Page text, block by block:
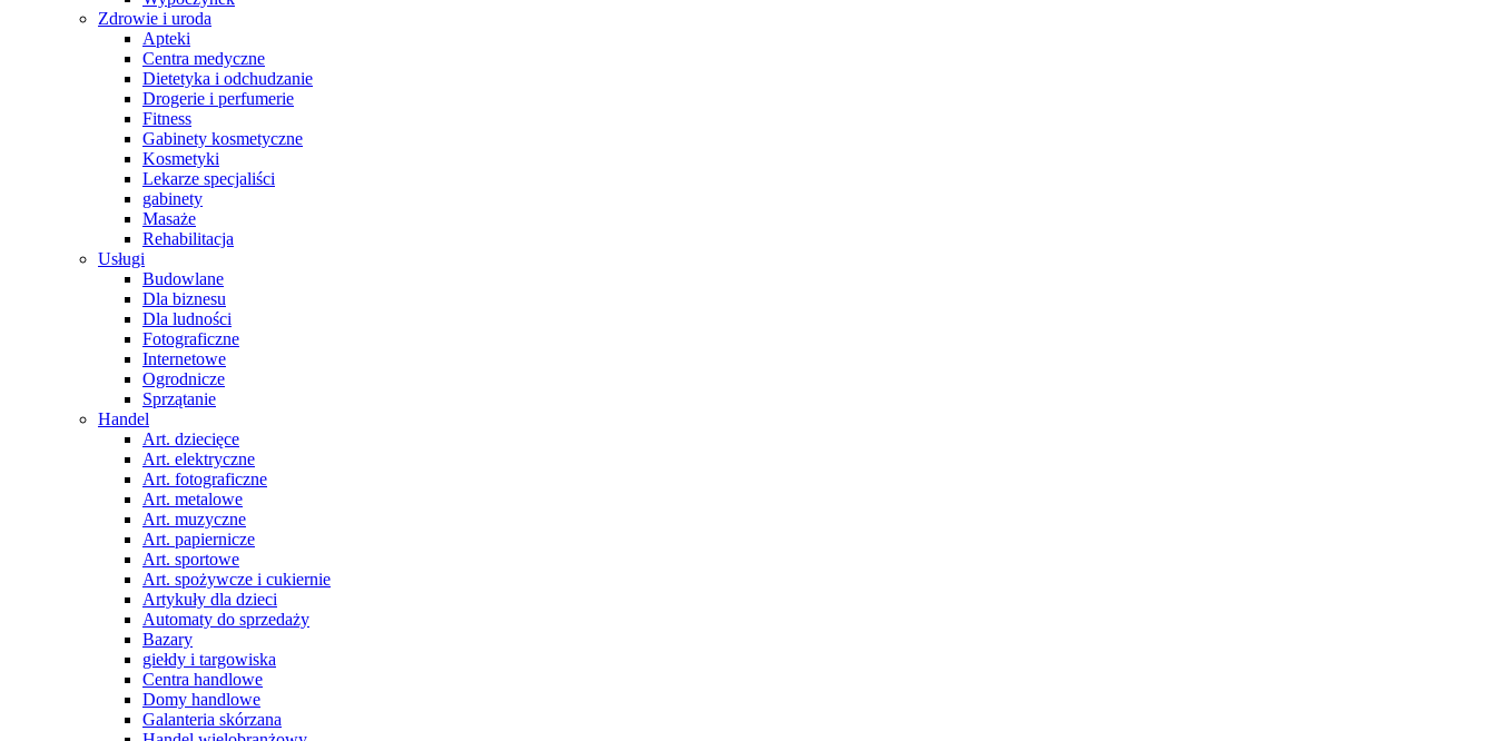
Zdrowie i uroda
Apteki
Centra medyczne
Dietetyka i odchudzanie
Drogerie i perfumerie
Fitness
Gabinety kosmetyczne
Kosmetyki
Lekarze specjaliści
gabinety
Masaże
Rehabilitacja
Usługi
Budowlane
Dla biznesu
Dla ludności
Fotograficzne
Internetowe
Ogrodnicze
Sprzątanie
Handel
Art. dziecięce
Art. elektryczne
Art. fotograficzne
Art. metalowe
Art. muzyczne
Art. papiernicze
Art. sportowe
Art. spożywcze i cukiernie
Artykuły dla dzieci
Automaty do sprzedaży
Bazary
giełdy i targowiska
Centra handlowe
Domy handlowe
Galanteria skórzana